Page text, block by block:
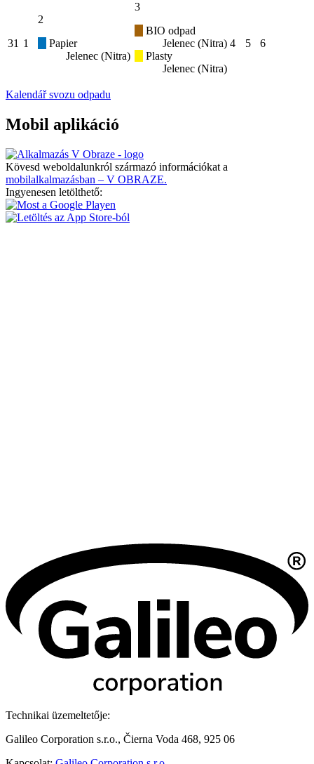
31 1
2
Papier
Jelenec (Nitra)
3
BIO odpad
Jelenec (Nitra)
Plasty
Jelenec (Nitra)
4 5 6
Kalendář svozu odpadu
Mobil aplikáció
Kövesd weboldalunkról származó információkat a
mobilalkalmazásban – V OBRAZE.
Ingyenesen letölthető:
Technikai üzemeltetője:
Galileo Corporation s.r.o., Čierna Voda 468, 925 06